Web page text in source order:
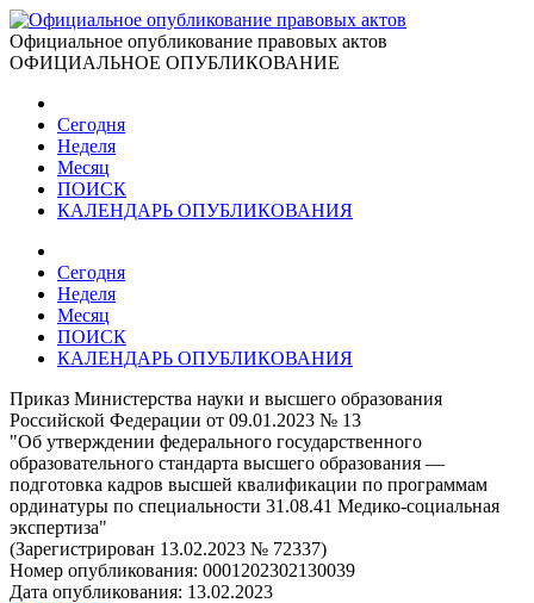
Официальное опубликование правовых актов
ОФИЦИАЛЬНОЕ ОПУБЛИКОВАНИЕ
Сегодня
Неделя
Месяц
ПОИСК
КАЛЕНДАРЬ ОПУБЛИКОВАНИЯ
Сегодня
Неделя
Месяц
ПОИСК
КАЛЕНДАРЬ ОПУБЛИКОВАНИЯ
Приказ Министерства науки и высшего образования
Российской Федерации от 09.01.2023 № 13
"Об утверждении федерального государственного
образовательного стандарта высшего образования —
подготовка кадров высшей квалификации по программам
ординатуры по специальности 31.08.41 Медико-социальная
экспертиза"
(Зарегистрирован 13.02.2023 № 72337)
Номер опубликования: 0001202302130039
Дата опубликования: 13.02.2023